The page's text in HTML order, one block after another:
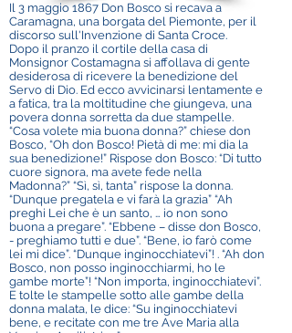
Il 3 maggio 1867 Don Bosco si recava a
Caramagna, una borgata del Piemonte, per il
discorso sull'Invenzione di Santa Croce.
Dopo il pranzo il cortile della casa di
Monsignor Costamagna si affollava di gente
desiderosa di ricevere la benedizione del
Servo di Dio. Ed ecco avvicinarsi lentamente e
a fatica, tra la moltitudine che giungeva, una
povera donna sorretta da due stampelle.
“Cosa volete mia buona donna?” chiese don
Bosco, “Oh don Bosco! Pietà di me: mi dia la
sua benedizione!” Rispose don Bosco: “Di tutto
cuore signora, ma avete fede nella
Madonna?” “Sì, sì, tanta” rispose la donna.
“Dunque pregatela e vi farà la grazia” “Ah
preghi Lei che è un santo, … io non sono
buona a pregare”. “Ebbene – disse don Bosco,
- preghiamo tutti e due”. “Bene, io farò come
lei mi dice”. “Dunque inginocchiatevi”! . “Ah don
Bosco, non posso inginocchiarmi, ho le
gambe morte”! “Non importa, inginocchiatevi”.
E tolte le stampelle sotto alle gambe della
donna malata, le dice: “Su inginocchiatevi
bene, e recitate con me tre Ave Maria alla